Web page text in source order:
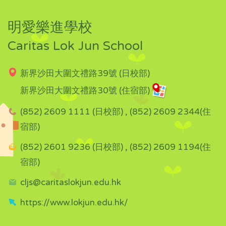
明愛樂進學校
Caritas Lok Jun School
新界沙田大圍文禮路39號 (日校部)
新界沙田大圍文禮路30號 (住宿部)
(852) 2609 1111 (日校部) , (852) 2609 2344(住
宿部)
(852) 2601 9236 (日校部) , (852) 2609 1194(住
宿部)
cljs@caritaslokjun.edu.hk
https://www.lokjun.edu.hk/